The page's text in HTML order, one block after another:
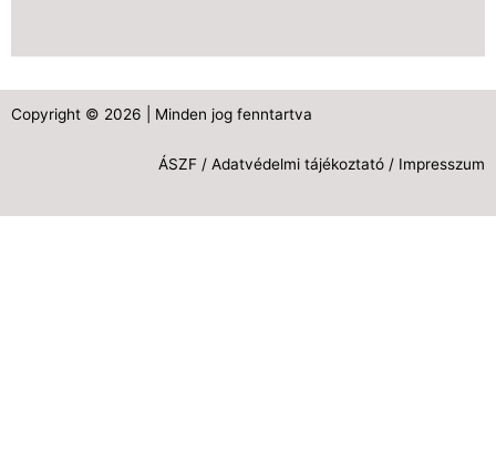
Copyright © 2026 | Minden jog fenntartva
ÁSZF / Adatvédelmi tájékoztató / Impresszum